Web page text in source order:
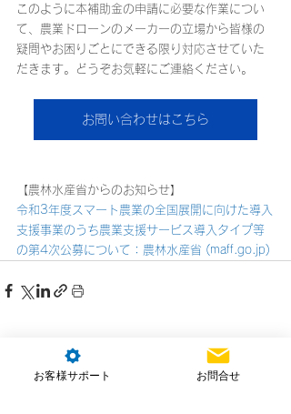
このように本補助金の申請に必要な作業につい
て、農業ドローンのメーカーの立場から皆様の
疑問やお困りごとにできる限り対応させていた
だきます。どうぞお気軽にご連絡ください。
お問い合わせはこちら
【農林水産省からのお知らせ】
令和3年度スマート農業の全国展開に向けた導入
支援事業のうち農業支援サービス導入タイプ等
の第4次公募について：農林水産省 (maff.go.jp)
コメント
お客様サポート お問合せ